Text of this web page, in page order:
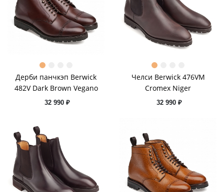
Дерби панчкэп Berwick
482V Dark Brown Vegano
32 990 ₽
Челси Berwick 476VM
Cromex Niger
32 990 ₽